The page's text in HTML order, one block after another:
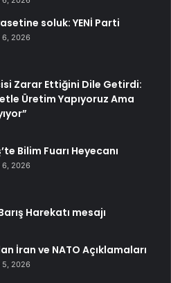
soluk: YENİ Parti
6, 2026
Zarar Ettiğini Dile Getirdi:
Üretim Yapıyoruz Ama
Bilim Fuarı Heyecanı
6, 2026
Harekatı mesajı
İran ve NATO Açıklamaları
5, 2026